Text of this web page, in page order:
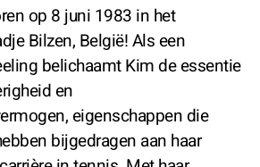
op 8 juni 1983 in het
Bilzen, België! Als een
belichaamt Kim de essentie
en
eigenschappen die
bijgedragen aan haar